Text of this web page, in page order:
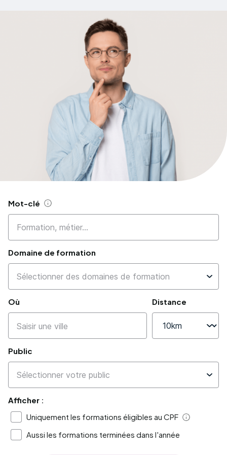
Mot-clé Aide
Domaine de formation
Où Distance
Public
Afficher :
Uniquement les formations éligibles au CPF
Aide
Aussi les formations terminées dans l'année